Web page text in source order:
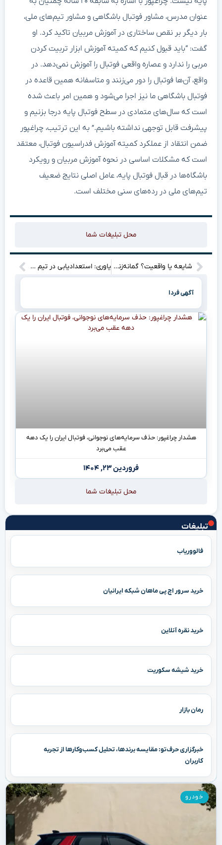
تبلیغات
فالووریاب
خرید سرور اچ پی ماهان شبکه ایرانیان
خرید نقره آنلاین
خرید شیشه سکوریت
رمان بازار
خبرگزاری حرف‌تو: مقایسه برندها، تحلیل کسب‌وکارها از تجربه
کاربران
خودرو
عنوان مدرس، مشاور فوتبال باشگاهی و مشاور تیم‌های ملی،
بار دیگر بر نقص ساختاری در آموزش مربیان تاکید کرد. او
گفت: “باید قبول کنیم که کمیته آموزش ابزار تربیت کردن
مربی را ندارد و عصاره واقعی فوتبال را آموزش نمی‌دهد. در
واقع، آن‌ها فوتبال را دور می‌زنند و متاسفانه همین قاعده در
فوتبال باشگاهی ما نیز اجرا می‌شود و همین امر باعث شده
است که سال‌های متمادی در سطح فوتبال پایه درجا بزنیم و
پیشرفت قابل توجهی نداشته باشیم.” به این ترتیب، چراغپور
ضمن انتقاد از عملکرد کمیته آموزش فدراسیون فوتبال، معتقد
است که مشکلات اساسی در نحوه آموزش مربیان و رویکرد
باشگاه‌ها در قبال فوتبال پایه، عامل اصلی نتایج ضعیف
تیم‌های ملی در رده‌های سنی مختلف است.
محل تبلیغات شما
شایعه یا واقعیت؟ گمانه‌زنی‌ها درباره حضور خداداد عزیزی روی نیمکت یک تیم یونانی یاوری: استعدادیابی در تیم ملی نوجوانان با چالش جدی مواجه است / انتقاد از انتخاب‌ مربیان بدون سابقه
آگهی فردا
هشدار چراغپور: حذف سرمایه‌های نوجوانی، فوتبال ایران را یک دهه
عقب می‌برد
فروردین ۲۳, ۱۴۰۴
محل تبلیغات شما